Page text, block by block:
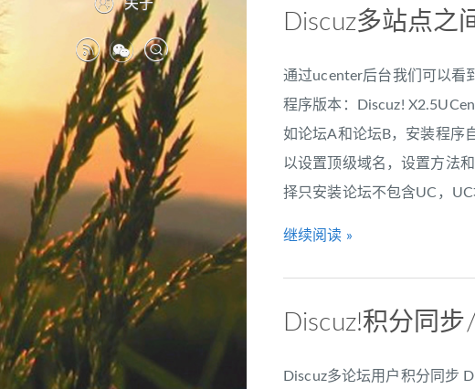
关于
Discuz多站点
通过ucenter后台我们可以看
程序版本：Discuz!
如论坛A和论坛B，安装程序
以设置顶级域名，设置方法
择只安装论坛不包含UC，
继续阅读 »
Discuz!积分同
Discuz多论坛用户积分同步